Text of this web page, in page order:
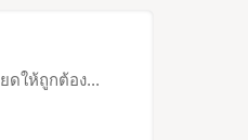
ดให้ถูกต้อง...